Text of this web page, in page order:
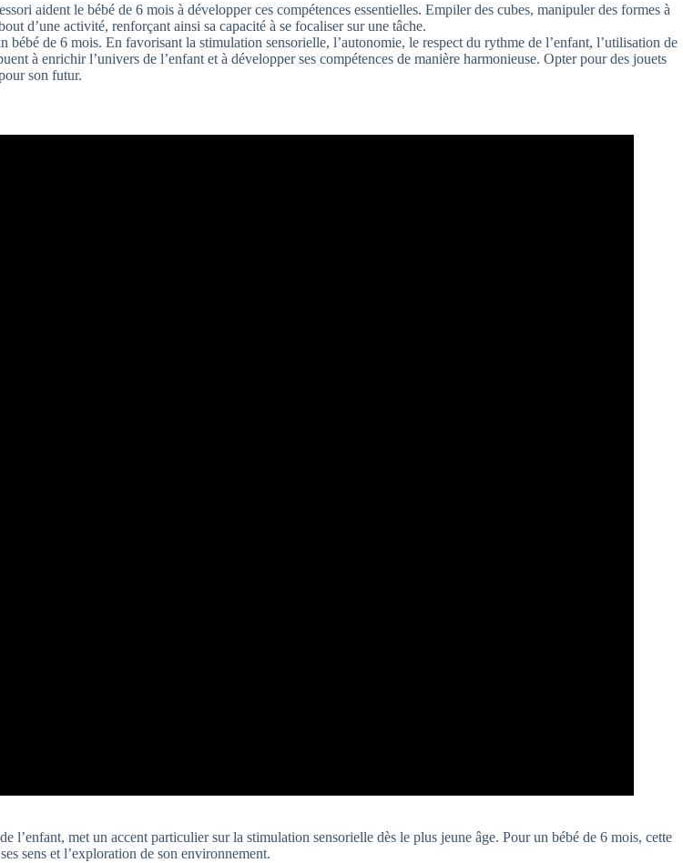
aident le bébé de 6 mois à développer ces compétences essentielles. Empiler des cubes, manipuler des formes à
d’une activité, renforçant ainsi sa capacité à se focaliser sur une tâche.
de 6 mois. En favorisant la stimulation sensorielle, l’autonomie, le respect du rythme de l’enfant, l’utilisation de
à enrichir l’univers de l’enfant et à développer ses compétences de manière harmonieuse. Opter pour des jouets
son futur.
l’enfant, met un accent particulier sur la stimulation sensorielle dès le plus jeune âge. Pour un bébé de 6 mois, cette
sens et l’exploration de son environnement.